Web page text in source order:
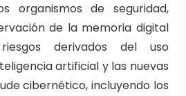
organismos de seguridad,
de la memoria digital
derivados del uso
artificial y las nuevas
cibernético, incluyendo los